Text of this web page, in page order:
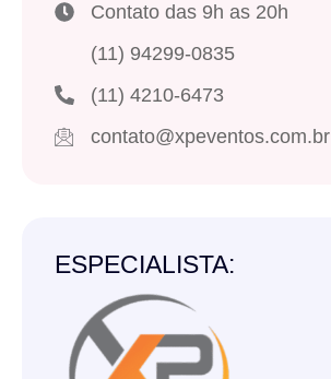
Contato das 9h as 20h
(11) 94299-0835
(11) 4210-6473
contato@xpeventos.com.br
ESPECIALISTA: